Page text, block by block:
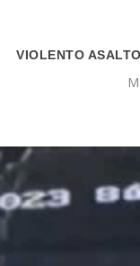
VIOLENTO